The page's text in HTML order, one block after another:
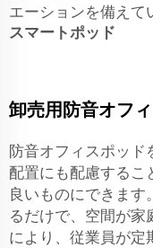
エーションを備えて
スマートポッド
卸売用防音オフ
防音オフィスポッド
配置にも配慮するこ
良いものにできます
るだけで、空間が
により、従業員が定